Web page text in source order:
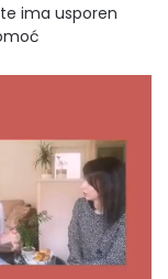
ima usporen